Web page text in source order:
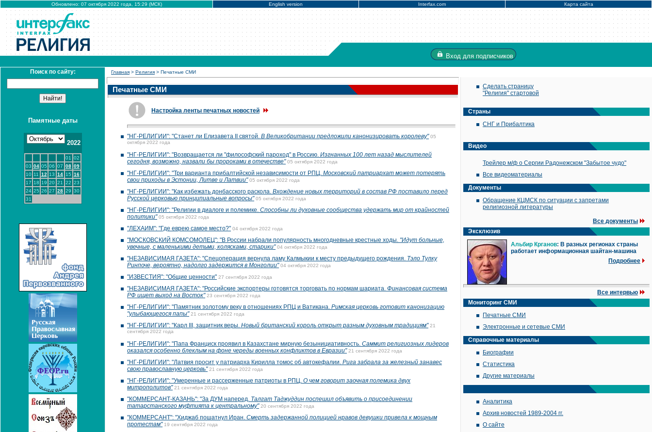
Обновлено: 07 октября 2022 года, 15:29 (МСК) English version Interfax.com Карта сайта
Вход для подписчиков
Поиск по сайту:
Памятные даты
2022
01
02
03 04 05 06 07 08 09
10 11 12 13 14 15 16
17 18 19 20 21 22 23
24 25 26 27 28 29 30
31
Главная > Религия > Печатные СМИ
Печатные СМИ
Настройка ленты печатных новостей
"НГ-РЕЛИГИИ": "Станет ли Елизавета II святой. В Великобритании предложили канонизировать королеву" 05
октября 2022 года
"НГ-РЕЛИГИИ": "Возвращается ли "философский пароход" в Россию. Изгнанных 100 лет назад мыслителей
сегодня, возможно, назвали бы пророками в отечестве" 05 октября 2022 года
"НГ-РЕЛИГИИ": "Три варианта прибалтийской независимости от РПЦ. Московский патриархат может потерять
свои приходы в Эстонии, Литве и Латвии" 05 октября 2022 года
"НГ-РЕЛИГИИ": "Как избежать донбасского раскола. Вхождение новых территорий в состав РФ поставило перед
Русской церковью принципиальные вопросы" 05 октября 2022 года
"НГ-РЕЛИГИИ": "Религии в диалоге и полемике. Способны ли духовные сообщества удержать мир от крайностей
политики" 05 октября 2022 года
"ЛЕХАИМ": "Где еврею самое место?" 04 октября 2022 года
"МОСКОВСКИЙ КОМСОМОЛЕЦ": "В России набрали популярность многодневные крестные ходы. "Идут больные,
увечные, с маленькими детьми, колясками, старики" 04 октября 2022 года
"НЕЗАВИСИМАЯ ГАЗЕТА": "Спецоперация вернула ламу Калмыкии к месту предыдущего рождения. Тэло Тулку
Ринпоче, вероятно, надолго задержится в Монголии" 04 октября 2022 года
"ИЗВЕСТИЯ": "Общие ценности" 27 сентября 2022 года
"НЕЗАВИСИМАЯ ГАЗЕТА": "Российские экспортеры готовятся торговать по нормам шариата. Финансовая система
РФ ищет выход на Восток" 23 сентября 2022 года
"НГ-РЕЛИГИИ": "Памятник золотому веку в отношениях РПЦ и Ватикана. Римская церковь готовит канонизацию
"улыбающегося папы" 21 сентября 2022 года
"НГ-РЕЛИГИИ": "Карл III, защитник веры. Новый британский король открыт разным духовным традициям" 21
сентября 2022 года
"НГ-РЕЛИГИИ": "Папа Франциск проявил в Казахстане мирную безынициативность. Саммит религиозных лидеров
оказался особенно блеклым на фоне череды военных конфликтов в Евразии" 21 сентября 2022 года
"НГ-РЕЛИГИИ": "Латвия просит у патриарха Кирилла томос об автокефалии. Рига забрала за железный занавес
свою православную церковь" 21 сентября 2022 года
"НГ-РЕЛИГИИ": "Умеренные и рассерженные патриоты в РПЦ. О чем говорит заочная полемика двух
митрополитов" 21 сентября 2022 года
"КОММЕРСАНТ-КАЗАНЬ": "За ДУМ наперед. Талгат Таджуддин поспешил объявить о присоединении
татарстанского муфтията к центральному" 20 сентября 2022 года
"КОММЕРСАНТ": "Хиджаб пошатнул Иран. Смерть задержанной полицией нравов девушки привела к мощным
протестам" 19 сентября 2022 года
Сделать страницу
"Религия" стартовой
Страны
СНГ и Прибалтика
Видео
Трейлер м/ф о Сергии Радонежском "Забытое чудо"
Все видеоматериалы
Документы
Обращение КЦМСК по ситуации с запретами
религиозной литературы
Все документы
Эксклюзив
Альбир Крганов: В разных регионах страны
работает информационная шайтан-машина
Подробнее
Все интервью
Мониторинг СМИ
Печатные СМИ
Электронные и сетевые СМИ
Справочные материалы
Биографии
Статистика
Другие материалы
Аналитика
Архив новостей 1989-2004 гг.
О сайте